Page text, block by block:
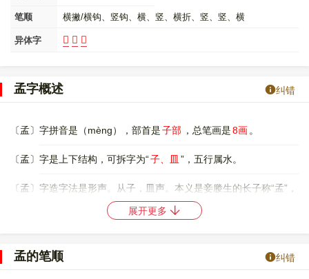
笔顺 横撇/横钩、竖钩、横、竖、横折、竖、竖、横
异体字 𣏍 𥁝 𥁪
孟字概述 纠错
〔孟〕字拼音是（mèng），部首是子部 ，总笔画是8画 。
〔孟〕字是上下结构，可拆字为“子、皿 ”，五行属水。
〔孟〕字造字法是形声。从子，皿声。本义是妾媵生的长子称“孟”，
正妻生的长子称“伯”，后来统称长子。
展开更多
孟的笔顺 纠错